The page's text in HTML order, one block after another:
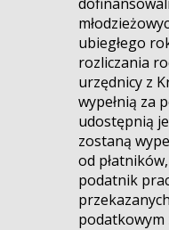
ubiegłego
rozliczania
urzędnicy z
wypełnią za
udostępnią
zostaną
od
podatnik
podatkowym